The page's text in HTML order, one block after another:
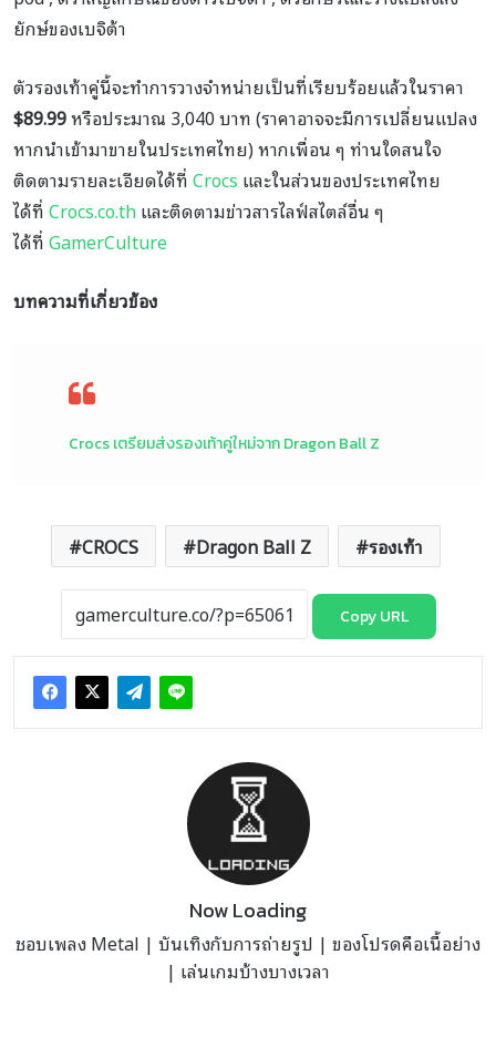
ยักษ์ของเบจิต้า
ตัวรองเท้าคู่นี้จะทำการวางจำหน่ายเป็นที่เรียบร้อยแล้วในราคา
$89.99หรือประมาณ 3,040 บาท (ราคาอาจจะมีการเปลี่ยนแปลง
หากนำเข้ามาขายในประเทศไทย) หากเพื่อน ๆ ท่านใดสนใจ
ติดตามรายละเอียดได้ที่Crocs และในส่วนของประเทศไทย
ได้ที่Crocs.co.thและติดตามข่าวสารไลฟ์สไตล์อื่น ๆ
ได้ที่GamerCulture
บทความที่เกี่ยวข้อง
Crocs เตรียมส่งรองเท้าคู่ใหม่จาก Dragon Ball Z
CROCS Dragon Ball Z รองเท้า
Copy URL
Now Loading
ชอบเพลง Metal | บันเทิงกับการถ่ายรูป | ของโปรดคือเนื้อย่าง
| เล่นเกมบ้างบางเวลา